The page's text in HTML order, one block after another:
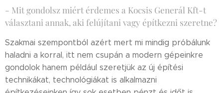
- Mit gondolsz miért érdemes a Kocsis Generál Kft-t
választani annak, aki felújítani vagy építkezni szeretne?
Szakmai szempontból azért mert mi mindig próbálunk
haladni a korral, itt nem csupán a modern gépeinkre
gondolok hanem például szeretjük az új építési
technikákat, technológiákat is alkalmazni